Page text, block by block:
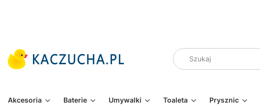
Akcesoria Baterie Umywalki Toaleta Prysznic